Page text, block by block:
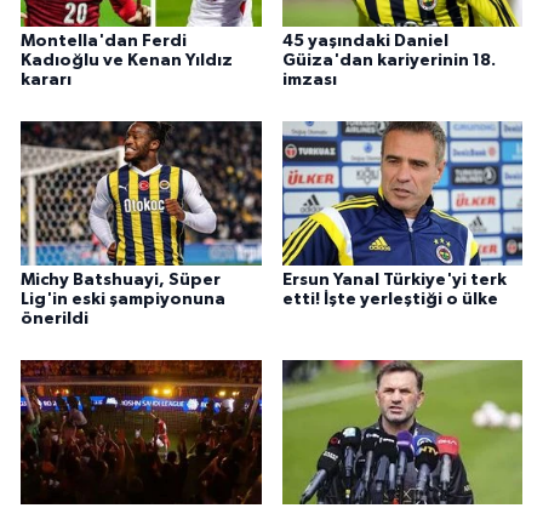
Montella'dan Ferdi
Kadıoğlu ve Kenan Yıldız
kararı
45 yaşındaki Daniel
Güiza'dan kariyerinin 18.
imzası
Michy Batshuayi, Süper
Lig'in eski şampiyonuna
önerildi
Ersun Yanal Türkiye'yi terk
etti! İşte yerleştiği o ülke